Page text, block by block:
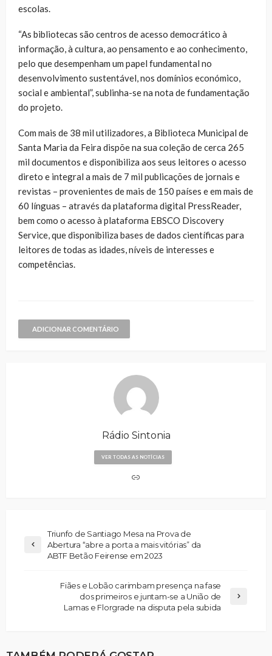
escolas.
“As bibliotecas são centros de acesso democrático à
informação, à cultura, ao pensamento e ao conhecimento,
pelo que desempenham um papel fundamental no
desenvolvimento sustentável, nos domínios económico,
social e ambiental”, sublinha-se na nota de fundamentação
do projeto.
Com mais de 38 mil utilizadores, a Biblioteca Municipal de
Santa Maria da Feira dispõe na sua coleção de cerca 265
mil documentos e disponibiliza aos seus leitores o acesso
direto e integral a mais de 7 mil publicações de jornais e
revistas – provenientes de mais de 150 países e em mais de
60 línguas – através da plataforma digital PressReader,
bem como o acesso à plataforma EBSCO Discovery
Service, que disponibiliza bases de dados científicas para
leitores de todas as idades, níveis de interesses e
competências.
ADICIONAR COMENTÁRIO
Rádio Sintonia
VER TODAS AS NOTÍCIAS
Triunfo de Santiago Mesa na Prova de
Abertura “abre a porta a mais vitórias” da
ABTF Betão Feirense em 2023
Fiães e Lobão carimbam presença na fase
dos primeiros e juntam-se a União de
Lamas e Florgrade na disputa pela subida